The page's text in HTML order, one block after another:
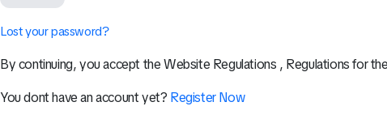
Lost your password?
By continuing, you accept the Website Regulations , Regulations for
You dont have an account yet? Register Now